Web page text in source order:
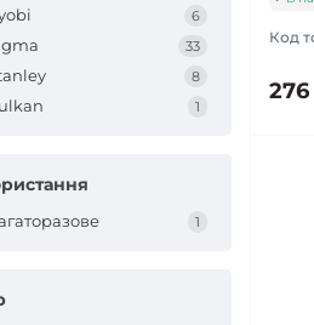
6
33
8
1
1
Код
276